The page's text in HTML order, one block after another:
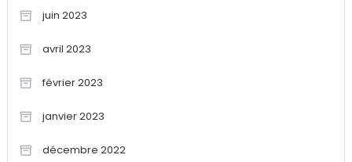
juin 2023
avril 2023
février 2023
janvier 2023
décembre 2022